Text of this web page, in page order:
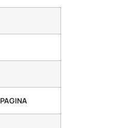
PAGINA